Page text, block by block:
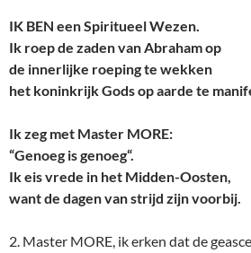
IK BEN een Spiritueel Wezen.
Ik roep de zaden van Abraham op
de innerlijke roeping te wekken
het koninkrijk Gods op aarde te
Ik zeg met Master MORE:
“Genoeg is genoeg“.
Ik eis vrede in het Midden-Oosten,
want de dagen van strijd zijn voorbij.
2. Master MORE, ik erken dat de